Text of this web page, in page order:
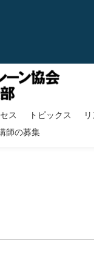
ス トピックス
師の募集